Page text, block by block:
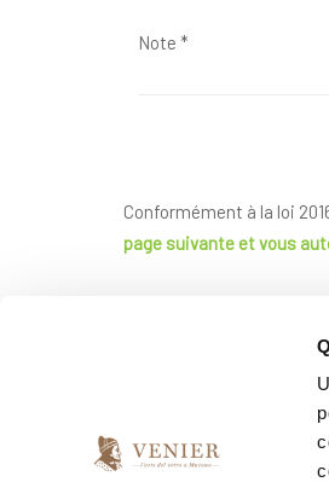
Conformément à la loi
page suivanteet vous
J'ai lu et accepté
Je souhaite recevoir